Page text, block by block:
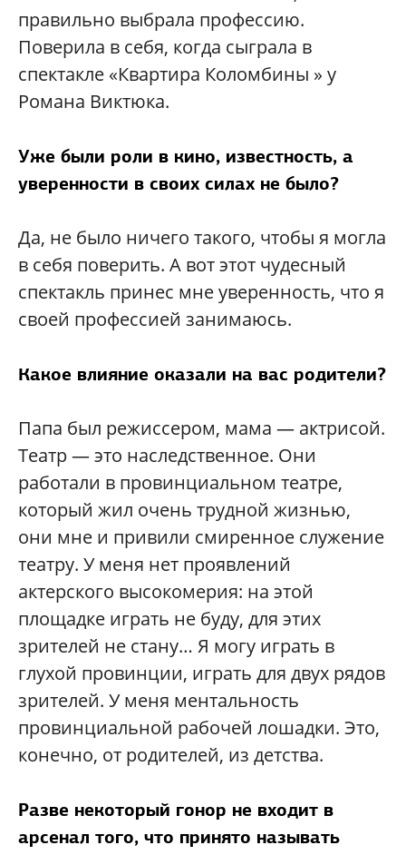
правильно выбрала профессию.
Поверила в себя, когда сыграла в
спектакле «Квартира Коломбины » у
Романа Виктюка.
Уже были роли в кино, известность, а
уверенности в своих силах не было?
Да, не было ничего такого, чтобы я могла
в себя поверить. А вот этот чудесный
спектакль принес мне уверенность, что я
своей профессией занимаюсь.
Какое влияние оказали на вас родители?
Папа был режиссером, мама — актрисой.
Театр — это наследственное. Они
работали в провинциальном театре,
который жил очень трудной жизнью,
они мне и привили смиренное служение
театру. У меня нет проявлений
актерского высокомерия: на этой
площадке играть не буду, для этих
зрителей не стану… Я могу играть в
глухой провинции, играть для двух рядов
зрителей. У меня ментальность
провинциальной рабочей лошадки. Это,
конечно, от родителей, из детства.
Разве некоторый гонор не входит в
арсенал того, что принято называть